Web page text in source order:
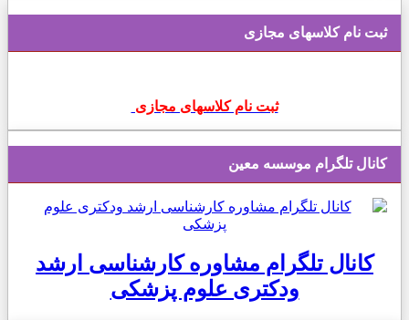
ثبت نام کلاسهای مجازی
ثبت نام کلاسهای مجازی
کانال تلگرام موسسه معین
کانال تلگرام مشاوره کارشناسی ارشد
ودکتری علوم پزشکی